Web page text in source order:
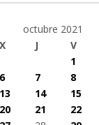
octubre 2021
X J V
1
6 7 8
13 14 15
20 21 22